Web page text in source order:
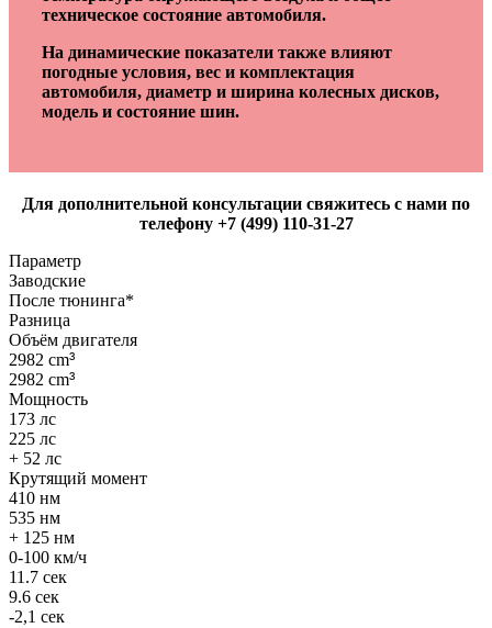
техническое состояние автомобиля.
На динамические показатели также влияют
погодные условия, вес и комплектация
автомобиля, диаметр и ширина колесных дисков,
модель и состояние шин.
Для дополнительной консультации свяжитесь с нами по
телефону +7 (499) 110-31-27
Параметр
Заводские
После тюнинга*
Разница
Объём двигателя
2982 cm³
2982 cm³
Мощность
173 лс
225 лс
+ 52 лс
Крутящий момент
410 нм
535 нм
+ 125 нм
0-100 км/ч
11.7 сек
9.6 сек
-2,1 сек